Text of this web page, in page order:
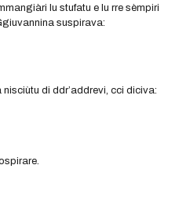
lu stufatu e lu rre sèmpiri
suspirava:
di ddr’addrevi, cci diciva: